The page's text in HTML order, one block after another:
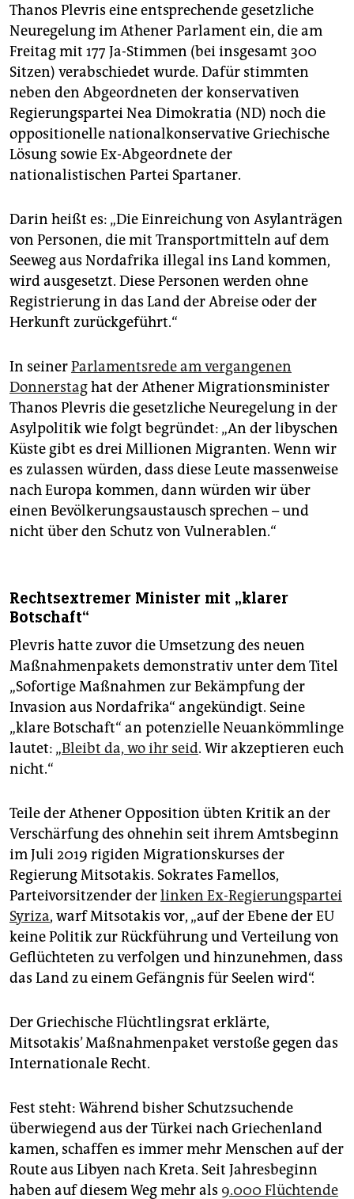
Thanos Plevris eine entsprechende gesetzliche
Neuregelung im Athener Parlament ein, die am
Freitag mit 177 Ja-Stimmen (bei insgesamt 300
Sitzen) verabschiedet wurde. Dafür stimmten
neben den Abgeordneten der konservativen
Regierungspartei Nea Dimokratia (ND) noch die
oppositionelle nationalkonservative Griechische
Lösung sowie Ex-Abgeordnete der
nationalistischen Partei Spartaner.
Darin heißt es: „Die Einreichung von Asylanträgen
von Personen, die mit Transportmitteln auf dem
Seeweg aus Nordafrika illegal ins Land kommen,
wird ausgesetzt. Diese Personen werden ohne
Registrierung in das Land der Abreise oder der
Herkunft zurückgeführt.“
In seinerParlamentsrede am vergangenen
Donnerstaghat der Athener Migrationsminister
Thanos Plevris die gesetzliche Neuregelung in der
Asylpolitik wie folgt begründet: „An der libyschen
Küste gibt es drei Millionen Migranten. Wenn wir
es zulassen würden, dass diese Leute massenweise
nach Europa kommen, dann würden wir über
einen Bevölkerungsaustausch sprechen – und
nicht über den Schutz von Vulnerablen.“
Rechtsextremer Minister mit „klarer
Botschaft“
Plevris hatte zuvor die Umsetzung des neuen
Maßnahmenpakets demonstrativ unter dem Titel
„Sofortige Maßnahmen zur Bekämpfung der
Invasion aus Nordafrika“ angekündigt. Seine
„klare Botschaft“ an potenzielle Neuankömmlinge
lautet: „Bleibt da, wo ihr seid. Wir akzeptieren euch
nicht.“
Teile der Athener Opposition übten Kritik an der
Verschärfung des ohnehin seit ihrem Amtsbeginn
im Juli 2019 rigiden Migrationskurses der
Regierung Mitsotakis. Sokrates Famellos,
Parteivorsitzender derlinken Ex-Regierungspartei
Syriza, warf Mitsotakis vor, „auf der Ebene der EU
keine Politik zur Rückführung und Verteilung von
Geflüchteten zu verfolgen und hinzunehmen, dass
das Land zu einem Gefängnis für Seelen wird“.
Der Griechische Flüchtlingsrat erklärte,
Mitsotakis’ Maßnahmenpaket verstoße gegen das
Internationale Recht.
Fest steht: Während bisher Schutzsuchende
überwiegend aus der Türkei nach Griechenland
kamen, schaffen es immer mehr Menschen auf der
Route aus Libyen nach Kreta. Seit Jahresbeginn
haben auf diesem Weg mehr als 9.000 Flüchtende